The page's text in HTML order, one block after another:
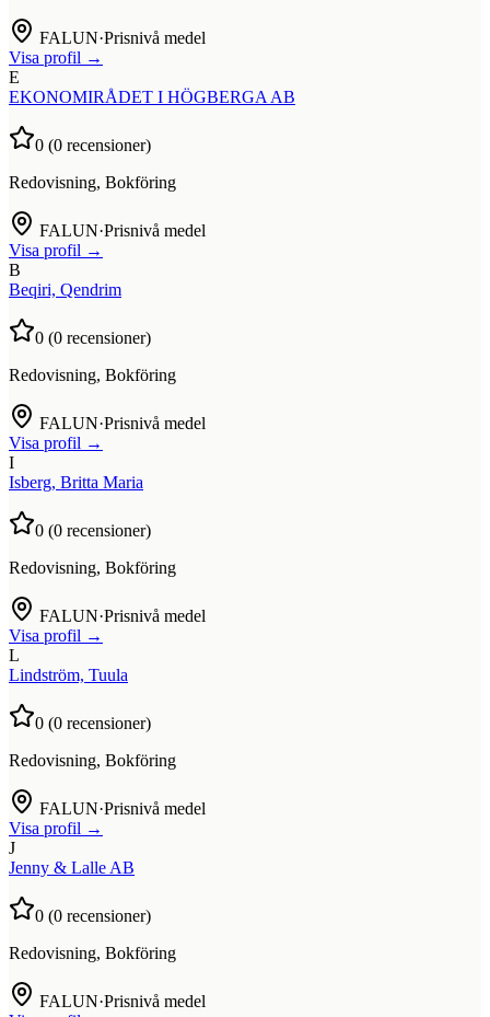
FALUN·Prisnivå medel
Visa profil →
E
EKONOMIRÅDET I HÖGBERGA AB
0 (0 recensioner)
Redovisning, Bokföring
FALUN·Prisnivå medel
Visa profil →
B
Beqiri, Qendrim
0 (0 recensioner)
Redovisning, Bokföring
FALUN·Prisnivå medel
Visa profil →
I
Isberg, Britta Maria
0 (0 recensioner)
Redovisning, Bokföring
FALUN·Prisnivå medel
Visa profil →
L
Lindström, Tuula
0 (0 recensioner)
Redovisning, Bokföring
FALUN·Prisnivå medel
Visa profil →
J
Jenny & Lalle AB
0 (0 recensioner)
Redovisning, Bokföring
FALUN·Prisnivå medel